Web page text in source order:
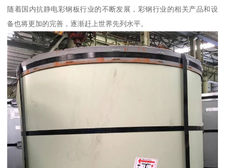
随着国内抗静电彩钢板行业的不断发展，彩钢行业的相关产品和设
备也将更加的完善，逐渐赶上世界先列水平。